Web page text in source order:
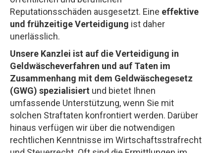
Reputationsschäden ausgesetzt. Eine effektive
und frühzeitige Verteidigung ist daher
unerlässlich.
Unsere Kanzlei ist auf die Verteidigung in
Geldwäscheverfahren und auf Taten im
Zusammenhang mit dem Geldwäschegesetz
(GWG) spezialisiert und bietet Ihnen
umfassende Unterstützung, wenn Sie mit
solchen Straftaten konfrontiert werden. Darüber
hinaus verfügen wir über die notwendigen
rechtlichen Kenntnisse im Wirtschaftsstrafrecht